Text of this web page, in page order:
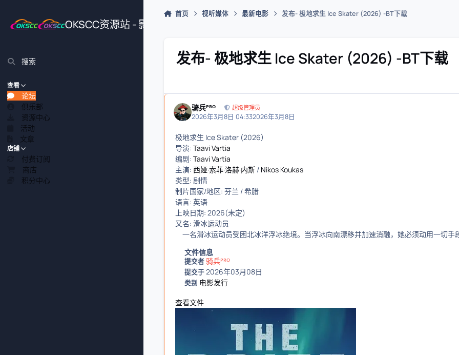
OKSCC资源站 - 影视、游戏、源码插件综合下载平台
搜索
查看
论坛
俱乐部
资源中心
活动
文章
店铺
付费订阅
商店
积分中心
首页 视听媒体 最新电影 发布- 极地求生 Ice Skater (2026) -BT下载
发布- 极地求生 Ice Skater (2026) -BT下载
骑兵ᴾᴿᴼ 超级管理员
2026年3月8日 04:332026年3月8日
极地求生 Ice Skater (2026)
导演: Taavi Vartia
编剧: Taavi Vartia
主演: 西娅·索菲·洛赫·内斯 / Nikos Koukas
类型: 剧情
制片国家/地区: 芬兰 / 希腊
语言: 英语
上映日期: 2026(未定)
又名: 滑冰运动员
一名滑冰运动员受困北冰洋浮冰绝境。当浮冰向南漂移并加速消融，她必须动用一切手
文件信息
提交者骑兵ᴾᴿᴼ
提交于2026年03月08日
类别 电影发行
查看文件